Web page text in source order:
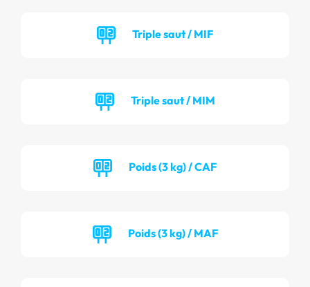
Triple saut / MIF
Triple saut / MIM
Poids (3 kg) / CAF
Poids (3 kg) / MAF